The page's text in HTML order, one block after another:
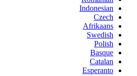
Indonesian
Czech
Afrikaans
Swedish
Polish
Basque
Catalan
Esperanto